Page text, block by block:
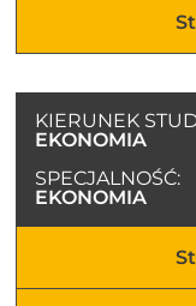
KIERUNEK
EKONOMIA
SPECJALNOŚĆ:
EKONOMIA